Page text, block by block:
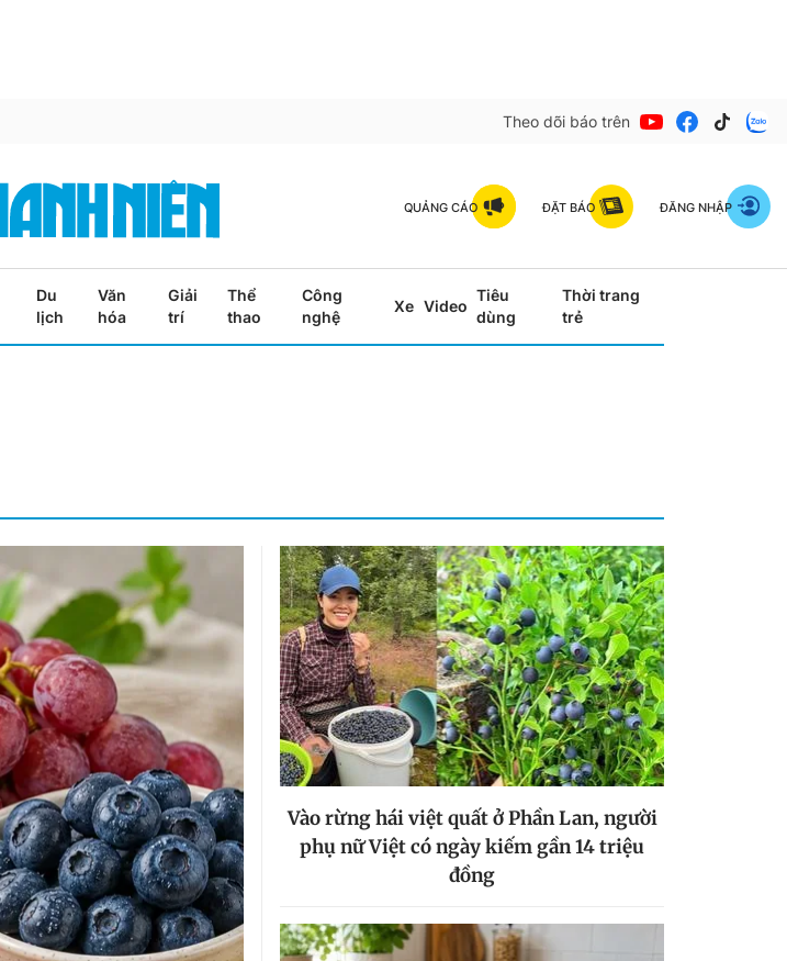
Theo dõi báo trên
QUẢNG CÁO ĐẶT BÁO ĐĂNG NHẬP
Du
lịch
Văn
hóa
Giải
trí
Thể
thao
Công
nghệ
Xe Video
Tiêu
dùng
Thời trang
trẻ
Vào rừng hái việt quất ở Phần Lan, người
phụ nữ Việt có ngày kiếm gần 14 triệu
đồng